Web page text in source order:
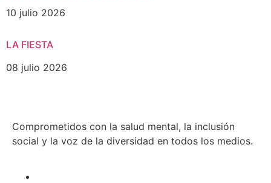
10 julio 2026
LA FIESTA
08 julio 2026
Comprometidos con la salud mental, la inclusión
social y la voz de la diversidad en todos los medios.